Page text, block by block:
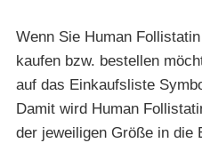
Wenn Sie Human
kaufen bzw. bestellen
auf das Einkaufsliste
Damit wird Human
der jeweiligen Größe in die